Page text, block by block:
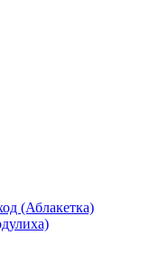
(Аблакетка)